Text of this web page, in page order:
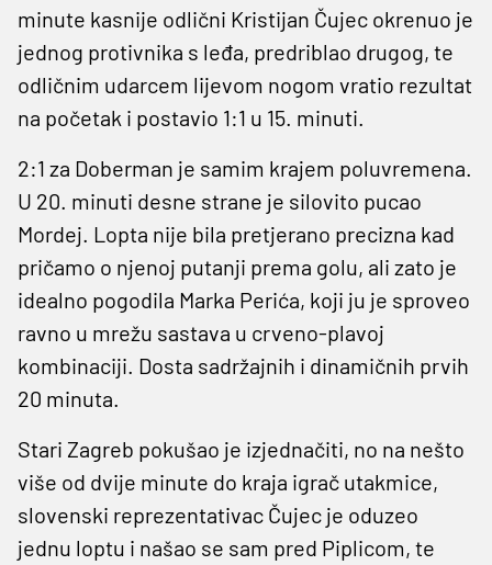
minute kasnije odlični Kristijan Čujec okrenuo je
jednog protivnika s leđa, predriblao drugog, te
odličnim udarcem lijevom nogom vratio rezultat
na početak i postavio 1:1 u 15. minuti.
2:1 za Doberman je samim krajem poluvremena.
U 20. minuti desne strane je silovito pucao
Mordej. Lopta nije bila pretjerano precizna kad
pričamo o njenoj putanji prema golu, ali zato je
idealno pogodila Marka Perića, koji ju je sproveo
ravno u mrežu sastava u crveno-plavoj
kombinaciji. Dosta sadržajnih i dinamičnih prvih
20 minuta.
Stari Zagreb pokušao je izjednačiti, no na nešto
više od dvije minute do kraja igrač utakmice,
slovenski reprezentativac Čujec je oduzeo
jednu loptu i našao se sam pred Piplicom, te